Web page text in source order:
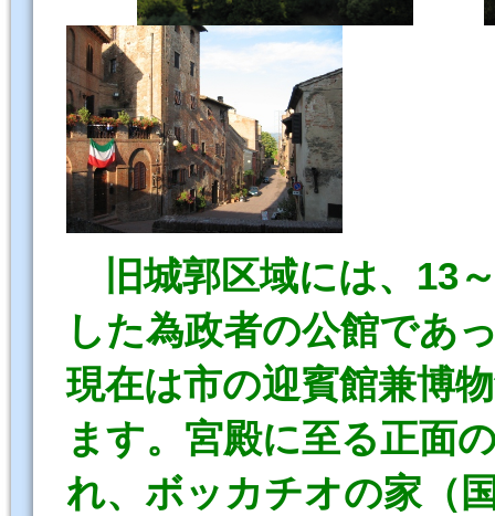
旧城郭区域には、13
した為政者の公館であ
現在は市の迎賓館兼博
ます。宮殿に至る正面
れ、ボッカチオの家（